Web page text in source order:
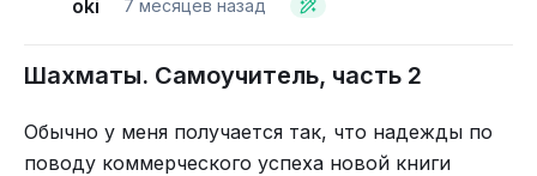
пауза.
— А если подождать?
Иногда ждал. Иногда — нет. Я перестала ждать
ровности и стала замечать, что он всё чаще
Один раз Влад зевнул ферзя и очень расстроился.
голова. Мы встали, сделали короткую зарядку,
вернулись к доске — и следующую партию он
oki 7 месяцев назад
Шахматы. Самоучитель, часть 2
Обычно у меня получается так, что надежды по
поводу коммерческого успеха новой книги